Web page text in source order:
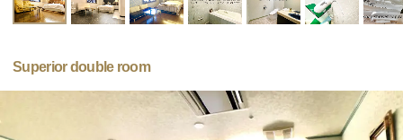
Superior double room